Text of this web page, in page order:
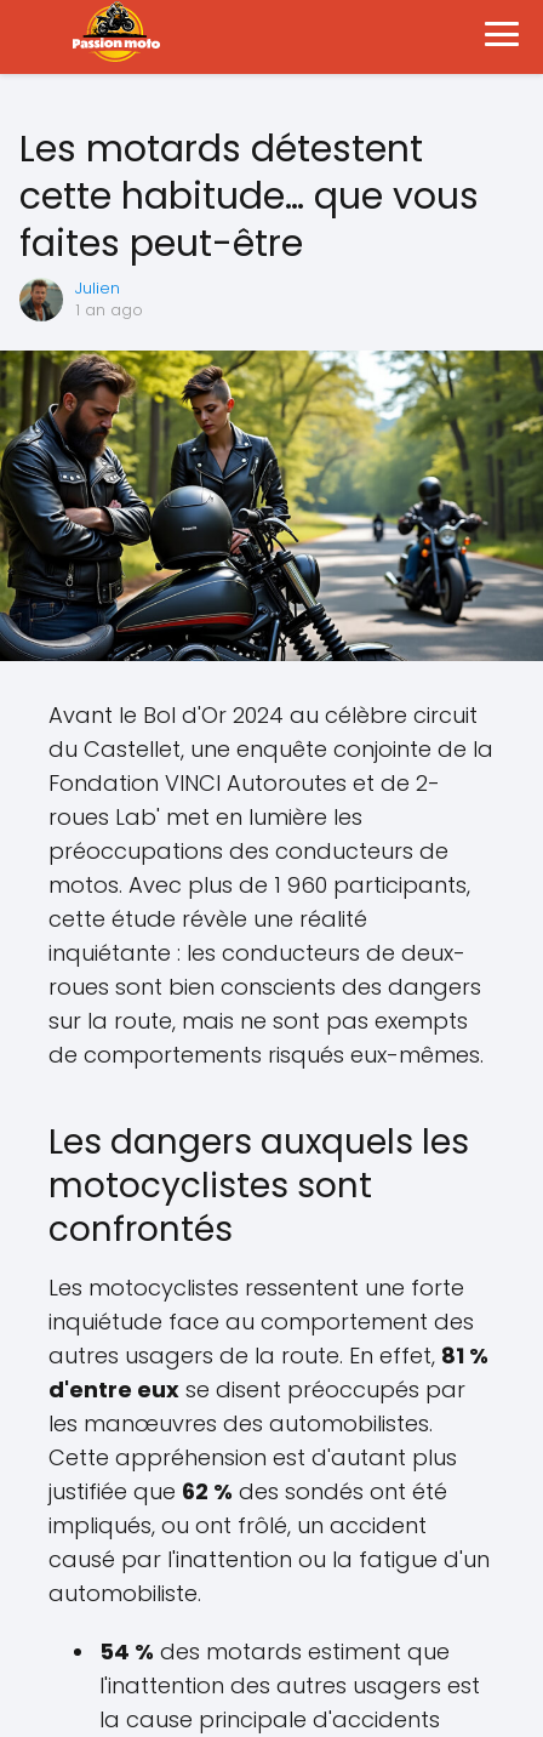
Les motards détestent
cette habitude… que vous
faites peut-être
Julien
1 an ago
Avant le Bol d'Or 2024 au célèbre circuit
du Castellet, une enquête conjointe de la
Fondation VINCI Autoroutes et de 2-
roues Lab' met en lumière les
préoccupations des conducteurs de
motos. Avec plus de 1 960 participants,
cette étude révèle une réalité
inquiétante : les conducteurs de deux-
roues sont bien conscients des dangers
sur la route, mais ne sont pas exempts
de comportements risqués eux-mêmes.
Les dangers auxquels les
motocyclistes sont
confrontés
Les motocyclistes ressentent une forte
inquiétude face au comportement des
autres usagers de la route. En effet, 81 %
d'entre eux se disent préoccupés par
les manœuvres des automobilistes.
Cette appréhension est d'autant plus
justifiée que 62 % des sondés ont été
impliqués, ou ont frôlé, un accident
causé par l'inattention ou la fatigue d'un
automobiliste.
54 % des motards estiment que
l'inattention des autres usagers est
la cause principale d'accidents